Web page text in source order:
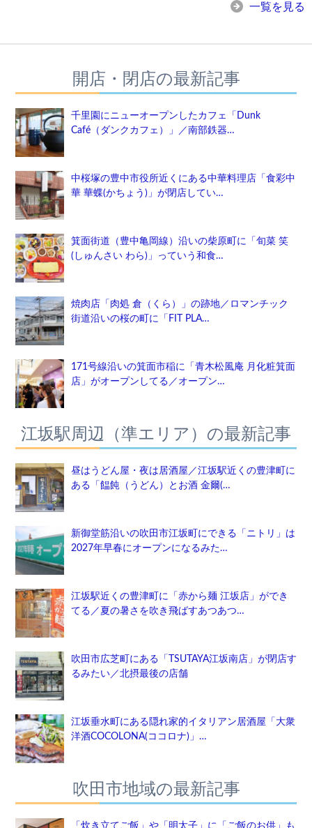
一覧を見る
開店・閉店の最新記事
千里園にニューオープンしたカフェ「Dunk
Café（ダンクカフェ）」／南部鉄器…
中桜塚の豊中市役所近くにある中華料理店「食彩中
華 華蝶(かちょう)」が閉店してい…
箕面街道（豊中亀岡線）沿いの柴原町に「旬菜 笑
(しゅんさい わら)」っていう和食…
焼肉店「肉処 倉（くら）」の跡地／ロマンチック
街道沿いの桜の町に「FIT PLA…
171号線沿いの箕面市稲に「青木松風庵 月化粧箕面
店」がオープンしてる／オープン…
江坂駅周辺（準エリア）の最新記事
昼はうどん屋・夜は居酒屋／江坂駅近くの豊津町に
ある「饂飩（うどん）とお酒 金爾(…
新御堂筋沿いの吹田市江坂町にできる「ニトリ」は
2027年早春にオープンになるみた…
江坂駅近くの豊津町に「赤から麺 江坂店」ができ
てる／夏の暑さを吹き飛ばすあつあつ…
吹田市広芝町にある「TSUTAYA江坂南店」が閉店す
るみたい／北摂最後の店舗
江坂垂水町にある隠れ家的イタリアン居酒屋「大衆
洋酒COCOLONA(ココロナ)」…
吹田市地域の最新記事
「炊き立てご飯」や「明太子」に「ご飯のお供」も